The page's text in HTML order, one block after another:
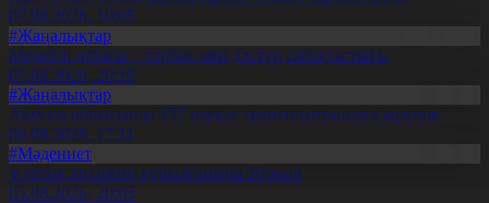
07.08.2026, 10:05
#Жаңалықтар
Мерейлі отбасы – тәрбие мен дәстүр сабақтастығы
07.08.2026, 20:19
#Жаңалықтар
Ақмола облысында 157 науқас трансплантацияға мұқтаж
06.08.2026, 17:11
#Мәдениет
Ұлттық архивтің құрылғанына 20 жыл
05.08.2026, 20:03